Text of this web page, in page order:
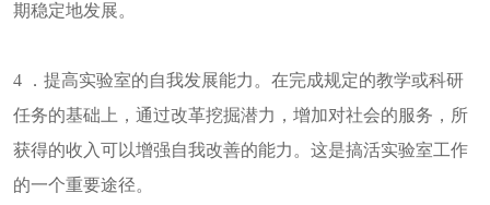
期稳定地发展。
4 ．提高实验室的自我发展能力。在完成规定的教学或科研
任务的基础上，通过改革挖掘潜力，增加对社会的服务，所
获得的收入可以增强自我改善的能力。这是搞活实验室工作
的一个重要途径。